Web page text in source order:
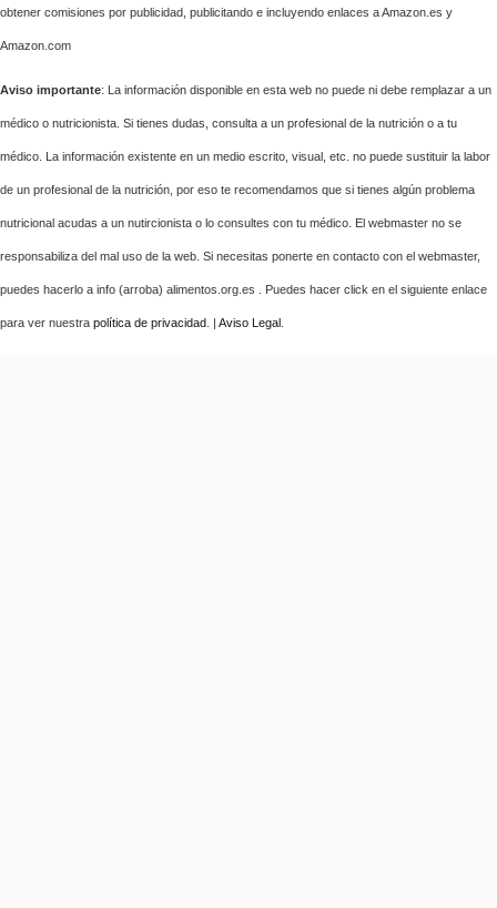
obtener comisiones por publicidad, publicitando e incluyendo enlaces a Amazon.es y
Amazon.com
Aviso importante: La información disponible en esta web no puede ni debe remplazar a un
médico o nutricionista. Si tienes dudas, consulta a un profesional de la nutrición o a tu
médico. La información existente en un medio escrito, visual, etc. no puede sustituir la labor
de un profesional de la nutrición, por eso te recomendamos que si tienes algún problema
nutricional acudas a un nutircionista o lo consultes con tu médico. El webmaster no se
responsabiliza del mal uso de la web. Si necesitas ponerte en contacto con el webmaster,
puedes hacerlo a info (arroba) alimentos.org.es . Puedes hacer click en el siguiente enlace
para ver nuestra política de privacidad . | Aviso Legal